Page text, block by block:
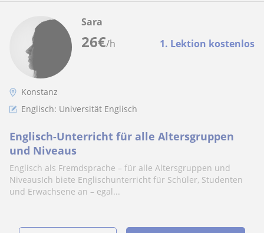
26€/h 1. Lektion kostenlos
Sara
Konstanz
Englisch: Universität Englisch
Englisch-Unterricht für alle Altersgruppen
und Niveaus
Englisch als Fremdsprache – für alle Altersgruppen und
NiveausIch biete Englischunterricht für Schüler, Studenten
und Erwachsene an – egal...